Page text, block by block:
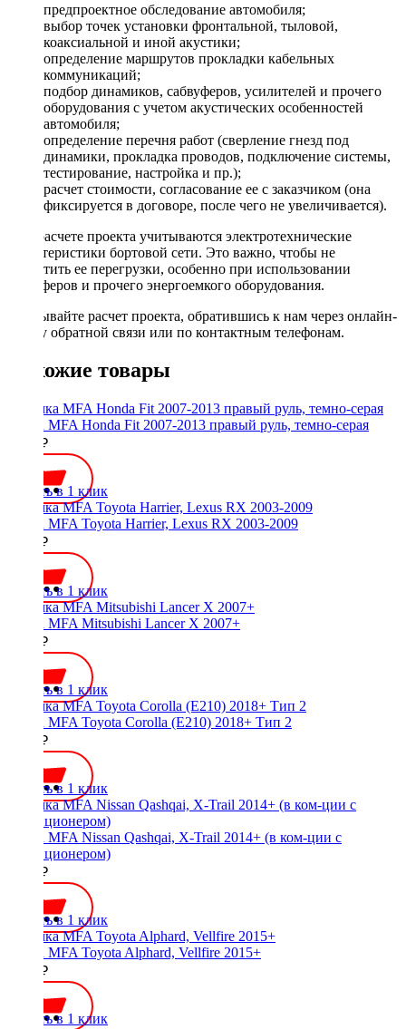
предпроектное обследование автомобиля;
выбор точек установки фронтальной, тыловой,
коаксиальной и иной акустики;
определение маршрутов прокладки кабельных
коммуникаций;
подбор динамиков, сабвуферов, усилителей и прочего
оборудования с учетом акустических особенностей
автомобиля;
определение перечня работ (сверление гнезд под
динамики, прокладка проводов, подключение системы,
тестирование, настройка и пр.);
расчет стоимости, согласование ее с заказчиком (она
фиксируется в договоре, после чего не увеличивается).
При расчете проекта учитываются электротехнические
характеристики бортовой сети. Это важно, чтобы не
допустить ее перегрузки, особенно при использовании
сабвуферов и прочего энергоемкого оборудования.
Заказывайте расчет проекта, обратившись к нам через онлайн-
форму обратной связи или по контактным телефонам.
Похожие товары
Рамка MFA Honda Fit 2007-2013 правый руль, темно-серая
2000 ₽
Купить в 1 клик
Рамка MFA Toyota Harrier, Lexus RX 2003-2009
1900 ₽
Купить в 1 клик
Рамка MFA Mitsubishi Lancer X 2007+
2000 ₽
Купить в 1 клик
Рамка MFA Toyota Corolla (E210) 2018+ Тип 2
2300 ₽
Купить в 1 клик
Рамка MFA Nissan Qashqai, X-Trail 2014+ (в ком-ции с
кондиционером)
2100 ₽
Купить в 1 клик
Рамка MFA Toyota Alphard, Vellfire 2015+
2500 ₽
Купить в 1 клик